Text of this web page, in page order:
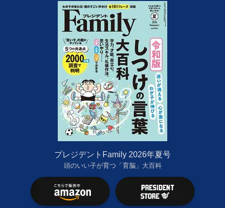
プレジデントFamily 2026年夏号
頭のいい子が育つ「育脳」大百科